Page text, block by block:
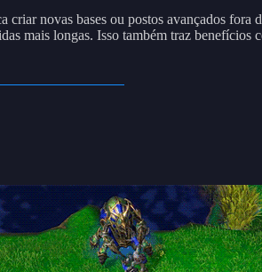
novas bases ou postos avançados
mais longas. Isso também traz